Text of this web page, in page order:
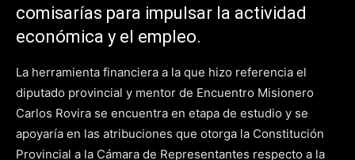
comisarías para impulsar la actividad
económica y el empleo.
La herramienta financiera a la que hizo referencia el
diputado provincial y mentor de Encuentro Misionero
Carlos Rovira se encuentra en etapa de estudio y se
apoyaría en las atribuciones que otorga la Constitución
Provincial a la Cámara de Representantes respecto a la